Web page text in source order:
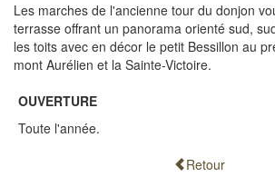
Les marches de l'ancienne tour du donjon
terrasse offrant un panorama orienté sud,
les toits avec en décor le petit Bessillon au
mont Aurélien et la Sainte-Victoire.
OUVERTURE
Toute l'année.
Retour